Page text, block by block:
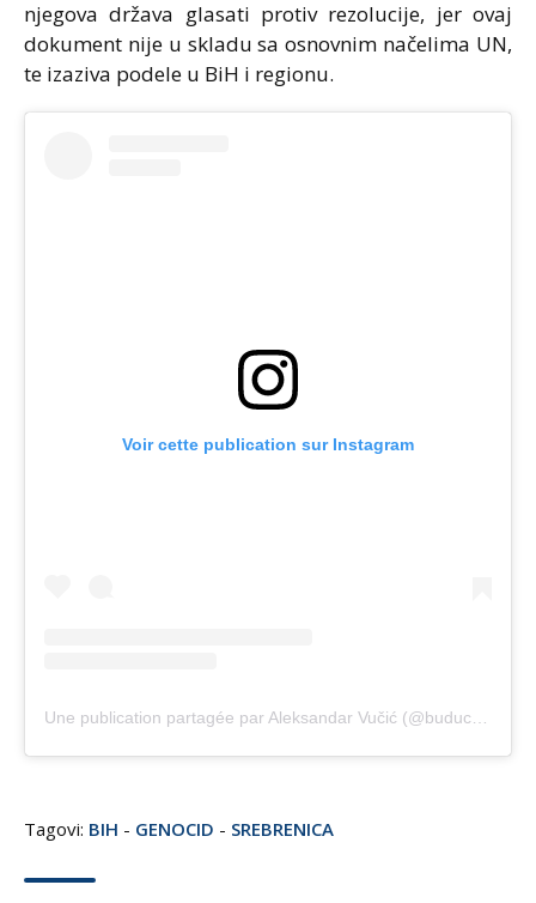
njegova država glasati protiv rezolucije, jer ovaj
dokument nije u skladu sa osnovnim načelima UN,
te izaziva podele u BiH i regionu.
Voir cette publication sur Instagram
Tagovi: BIH - GENOCID - SREBRENICA